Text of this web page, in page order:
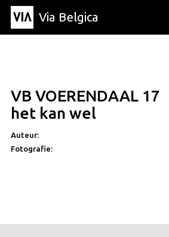
Via Belgica
Artikel
Educatie
Recept
Vrienden
Over Via Belgica
VB VOERENDAAL 17
het kan wel
Auteur:
Fotografie: